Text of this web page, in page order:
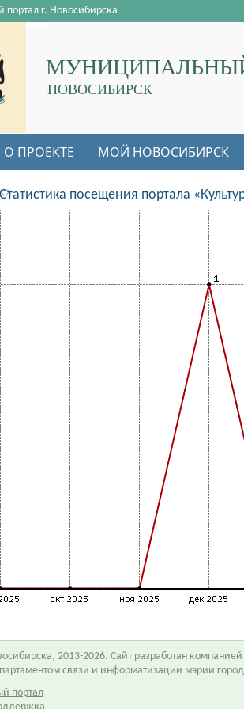
НОВОСИБИРСК
г. Новосибирска
О ПРОЕКТЕ МОЙ НОВОСИБИРСК
Статистика посещения портала
2013-2026. Сайт разработан компанией
связи и информатизации мэрии
портал